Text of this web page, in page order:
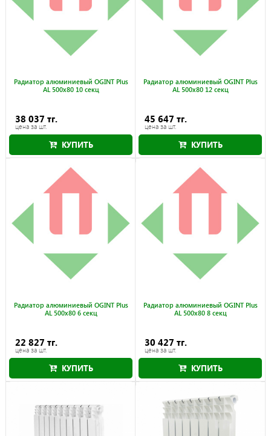
Радиатор алюминиевый OGINT Plus
AL 500x80 10 секц
38 037 тг.
цена за шт.
КУПИТЬ
Радиатор алюминиевый OGINT Plus
AL 500x80 12 секц
45 647 тг.
цена за шт.
КУПИТЬ
Радиатор алюминиевый OGINT Plus
AL 500x80 6 секц
22 827 тг.
цена за шт.
КУПИТЬ
Радиатор алюминиевый OGINT Plus
AL 500x80 8 секц
30 427 тг.
цена за шт.
КУПИТЬ